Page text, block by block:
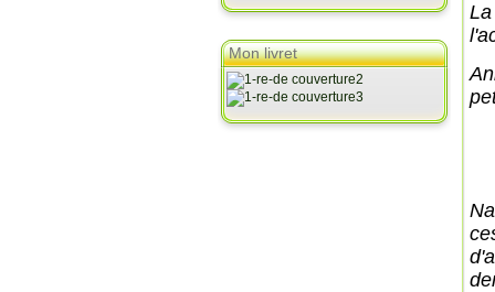
Mon livret